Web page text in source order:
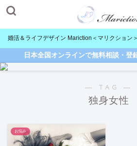
婚活＆ライフデザイン Mariction＜マリクション＞
日本全国オンラインで無料相談・登
― TAG ―
独身女性
お悩み